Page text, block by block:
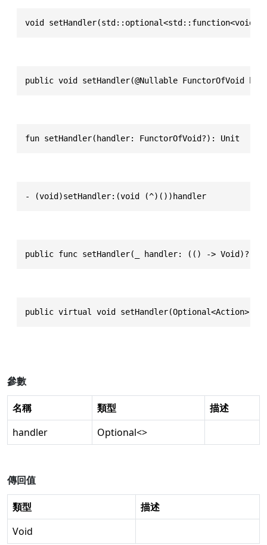
void
public void setHandler(@Nullable FunctorOfVoid
fun setHandler(handler: FunctorOfVoid?): Unit
- (void)setHandler:(void (^)())handler
public func setHandler(_ handler: (() -> Void)?) -
public virtual void setHandler(Optional<Action>
參數
名稱 類型
描述
handler
Optional<>
傳回值
類型
描述
Void